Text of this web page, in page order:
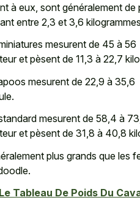
à eux, sont généralement de
entre 2,3 et 3,6
mesurent de 45 à 56
et pèsent de 11,3 à 22,7
mesurent de 22,9 à 35,6
mesurent de 58,4 à
et pèsent de 31,8 à 40,8
plus grands que les
Le Tableau De Poids Du